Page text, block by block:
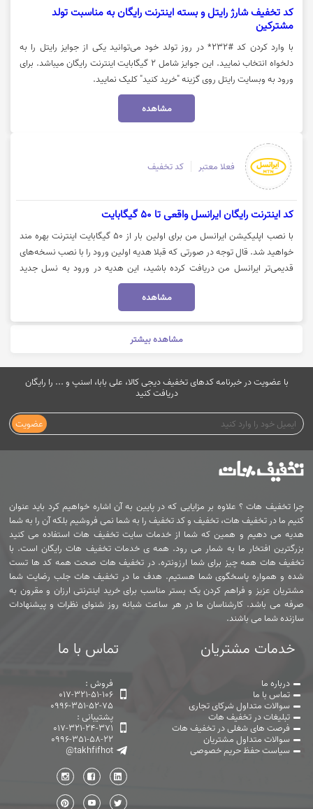
کد تخفیف شارژ رایتل و بسته اینترنت رایگان به مناسبت تولد
مشترکین
با وارد کردن کد #232* در روز تولد خود می‎‌توانید یکی از جوایز رایتل را به
دلخواه انتخاب نمایید. این جوایز شامل 2 گیگابایت اینترنت رایگان میباشد. برای
ورود به وبسایت رایتل روی گزینه "خرید کنید" کلیک نمایید.
مشاهده
فعلا معتبر کد تخفیف
کد اینترنت رایگان ایرانسل واقعی تا 50 گیگابایت
با نصب اپلیکیشن ایرانسل من برای اولین بار از 50 گیگابایت اینترنت بهره مند
خواهید شد. قال توجه در صورتی که قبلا هدیه اولین ورود را با نصب نسخه‌های
قدیمی‌تر ایرانسل من دریافت کرده باشید، این هدیه در ورود به نسل جدید
ایرانسل من دوباره به شما تعلق نمی‌گیرد. جهت کسب اطلاعات بیشتر می
بایست بر روی "خرید کنید" کلیک نمایید.مشاهده
مشاهده بیشتر
با عضویت در خبرنامه کدهای تخفیف دیجی کالا، علی بابا، اسنپ و ... را رایگان
دریافت کنید
عضویت
چرا تخفیف هات ؟ علاوه بر مزایایی که در پایین به آن اشاره خواهیم کرد باید عنوان
کنیم ما در تخفیف هات، تخفیف و کد تخفیف را به شما نمی فروشیم بلکه آن را به شما
هدیه می دهیم و همین که شما از خدمات سایت تخفیف هات استفاده می کنید
بزرگترین افتخار ما به شمار می رود. همه ی خدمات تخفیف هات رایگان است. با
تخفیف هات همه چیز برای شما ارزونتره. در تخفیف هات صحت همه کد ها تست
شده و همواره پاسخگوی شما هستیم. هدف ما در تخفیف هات جلب رضایت شما
مشتریان عزیز و فراهم کردن یک بستر مناسب برای خرید اینترنتی ارزان و مقرون به
صرفه می باشد. کارشناسان ما در هر ساعت شبانه روز شنوای نظرات و پیشنهادات
سازنده شما می باشند.
خدمات مشتریان
درباره ما
تماس با ما
سوالات متداول شرکای تجاری
تبلیغات در تخفیف هات
فرصت های شغلی در تخفیف هات
سوالات متداول مشتریان
سیاست حفظ حریم خصوصی
تماس با ما
فروش :
017-321-51-106
0996-351-52-75
پشتیبانی :
017-321-24-371
0996-351-58-22
@takhfifhot